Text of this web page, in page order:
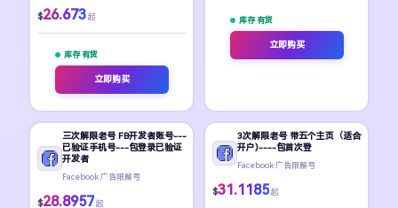
$26.673 起
库存 有货
立即购买
库存 有货
立即购买
三次解限老号 FB开发者账号---
已验证手机号---包登录已验证
开发者
Facebook 广告限解号
$28.8957 起
3次解限老号 带五个主页（适合
开户)----包首次登
Facebook 广告限解号
$31.1185 起